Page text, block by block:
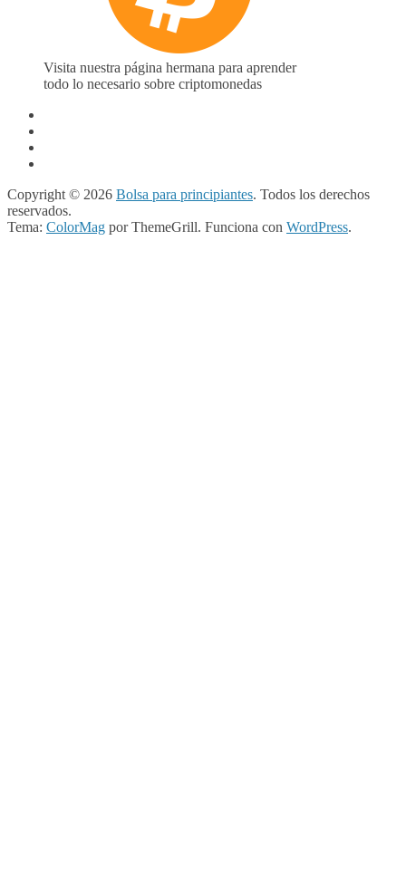
Visita nuestra página hermana para aprender
todo lo necesario sobre criptomonedas
Copyright © 2026 Bolsa para principiantes. Todos los derechos
reservados.
Tema: ColorMag por ThemeGrill. Funciona con WordPress.